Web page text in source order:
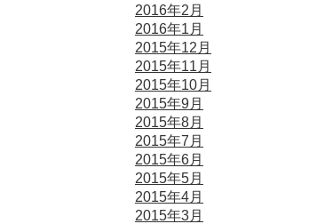
2016年2月
2016年1月
2015年12月
2015年11月
2015年10月
2015年9月
2015年8月
2015年7月
2015年6月
2015年5月
2015年4月
2015年3月